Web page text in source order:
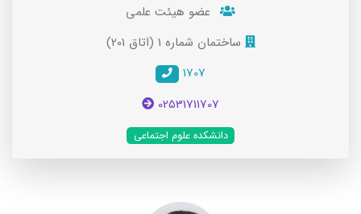
عضو هيئت علمی
ساختمان شماره 1 (اتاق 201)
1707
02531711707
دانشکده علوم اجتماعی